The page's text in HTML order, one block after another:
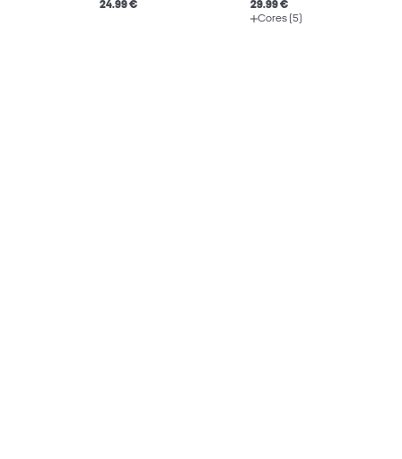
24.99 €
29.99 €
Cores (5)